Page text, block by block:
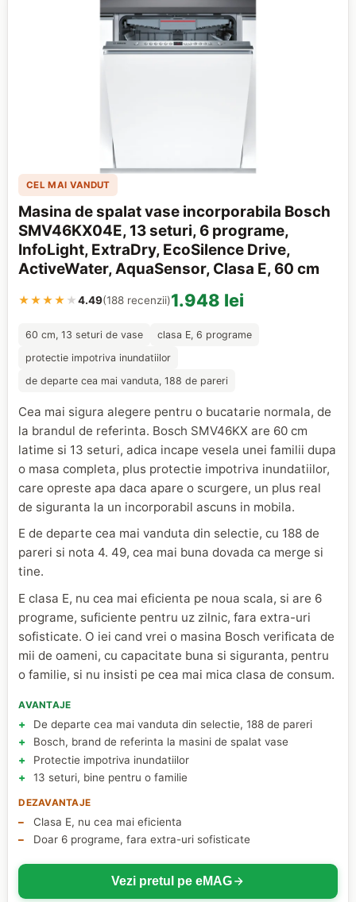
CEL MAI VANDUT
Masina de spalat vase incorporabila Bosch
SMV46KX04E, 13 seturi, 6 programe,
InfoLight, ExtraDry, EcoSilence Drive,
ActiveWater, AquaSensor, Clasa E, 60 cm
★★★★ ★4.49(188 recenzii)1.948 lei
60 cm, 13 seturi de vase
clasa E, 6 programe
protectie impotriva inundatiilor
de departe cea mai vanduta, 188 de pareri
Cea mai sigura alegere pentru o bucatarie normala, de
la brandul de referinta. Bosch SMV46KX are 60 cm
latime si 13 seturi, adica incape vesela unei familii dupa
o masa completa, plus protectie impotriva inundatiilor,
care opreste apa daca apare o scurgere, un plus real
de siguranta la un incorporabil ascuns in mobila.
E de departe cea mai vanduta din selectie, cu 188 de
pareri si nota 4. 49, cea mai buna dovada ca merge si
tine.
E clasa E, nu cea mai eficienta pe noua scala, si are 6
programe, suficiente pentru uz zilnic, fara extra-uri
sofisticate. O iei cand vrei o masina Bosch verificata de
mii de oameni, cu capacitate buna si siguranta, pentru
o familie, si nu insisti pe cea mai mica clasa de consum.
AVANTAJE
De departe cea mai vanduta din selectie, 188 de pareri
Bosch, brand de referinta la masini de spalat vase
Protectie impotriva inundatiilor
13 seturi, bine pentru o familie
DEZAVANTAJE
Clasa E, nu cea mai eficienta
Doar 6 programe, fara extra-uri sofisticate
Vezi pretul pe eMAG